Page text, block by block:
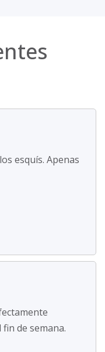
esquís. Apenas
de semana.